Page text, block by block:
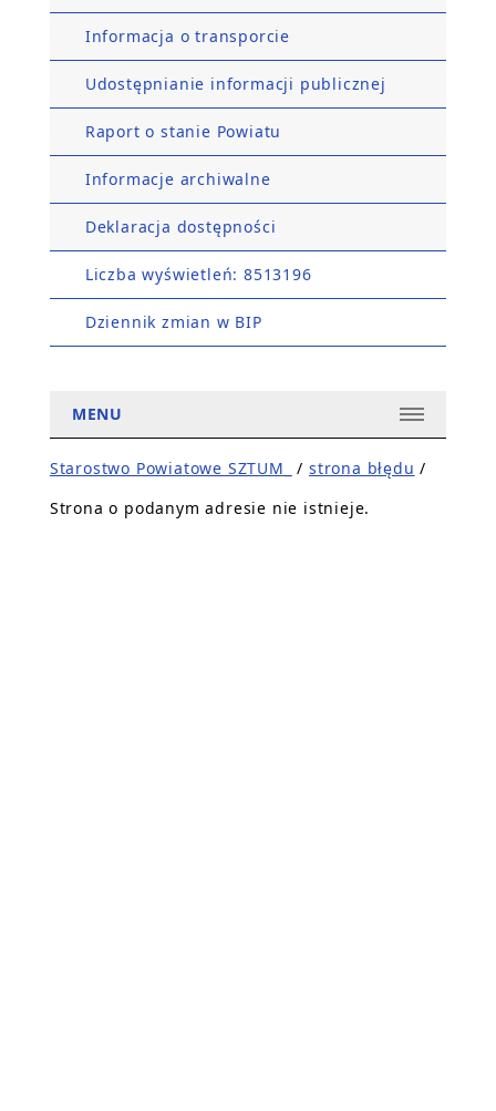
Informacja o transporcie
Udostępnianie informacji publicznej
Raport o stanie Powiatu
Informacje archiwalne
Deklaracja dostępności
Liczba wyświetleń: 8513196
Dziennik zmian w BIP
MENU
Starostwo Powiatowe SZTUM_ /strona błędu /
Strona o podanym adresie nie istnieje.